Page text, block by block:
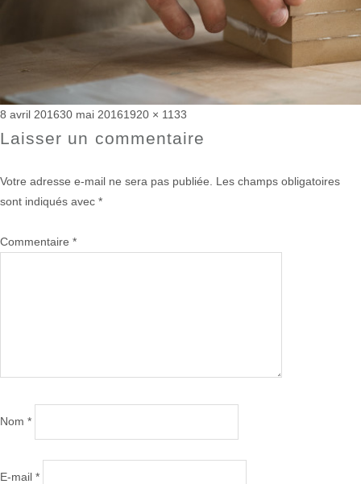
Publié
le
8 avril 201630 mai 2016Taille
réelle
1920 × 1133
Laisser un commentaire
Votre adresse e-mail ne sera pas publiée.
Les champs obligatoires
sont indiqués avec *
Commentaire *
Nom *
E-mail *